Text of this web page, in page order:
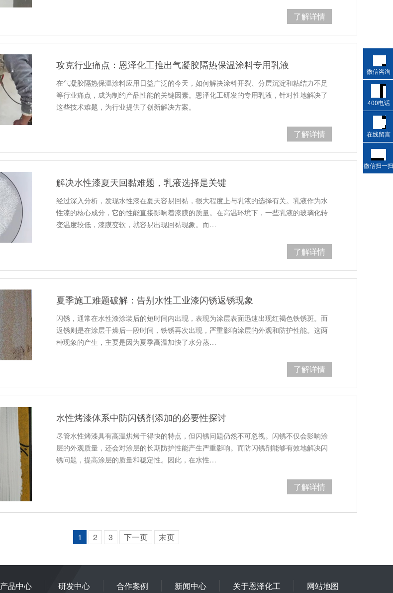
了解详情
攻克行业痛点：恩泽化工推出气凝胶隔热保温涂料专用乳液
在气凝胶隔热保温涂料应用日益广泛的今天，如何解决涂料开裂、分层沉淀和粘结力不足
等行业痛点，成为制约产品性能的关键因素。恩泽化工研发的专用乳液，针对性地解决了
这些技术难题，为行业提供了创新解决方案。
了解详情
解决水性漆夏天回黏难题，乳液选择是关键
经过深入分析，发现水性漆在夏天容易回黏，很大程度上与乳液的选择有关。乳液作为水
性漆的核心成分，它的性能直接影响着漆膜的质量。在高温环境下，一些乳液的玻璃化转
变温度较低，漆膜变软，就容易出现回黏现象。而…
了解详情
夏季施工难题破解：告别水性工业漆闪锈返锈现象
闪锈，通常在水性漆涂装后的短时间内出现，表现为涂层表面迅速出现红褐色铁锈斑。而
返锈则是在涂层干燥后一段时间，铁锈再次出现，严重影响涂层的外观和防护性能。这两
种现象的产生，主要是因为夏季高温加快了水分蒸…
了解详情
水性烤漆体系中防闪锈剂添加的必要性探讨
尽管水性烤漆具有高温烘烤干得快的特点，但闪锈问题仍然不可忽视。闪锈不仅会影响涂
层的外观质量，还会对涂层的长期防护性能产生严重影响。而防闪锈剂能够有效地解决闪
锈问题，提高涂层的质量和稳定性。因此，在水性…
了解详情
1 2 3 下一页 末页
产品中心 研发中心 合作案例 新闻中心 关于恩泽化工 网站地图
微信咨询
400电话
在线留言
微信扫一扫